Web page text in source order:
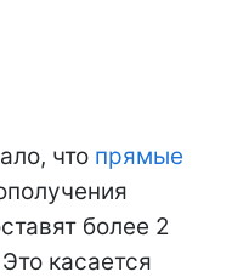
что прямые
более 2
касается